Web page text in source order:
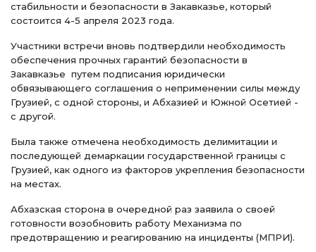
стабильности и безопасности в Закавказье, который
состоится 4-5 апреля 2023 года.
Участники встречи вновь подтвердили необходимость
обеспечения прочных гарантий безопасности в
Закавказье путем подписания юридически
обвязывающего соглашения о неприменении силы между
Грузией, с одной стороны, и Абхазией и Южной Осетией -
с другой.
Была также отмечена необходимость делимитации и
последующей демаркации государственной границы с
Грузией, как одного из факторов укрепления безопасности
на местах.
Абхазская сторона в очередной раз заявила о своей
готовности возобновить работу Механизма по
предотвращению и реагированию на инциденты (МПРИ).